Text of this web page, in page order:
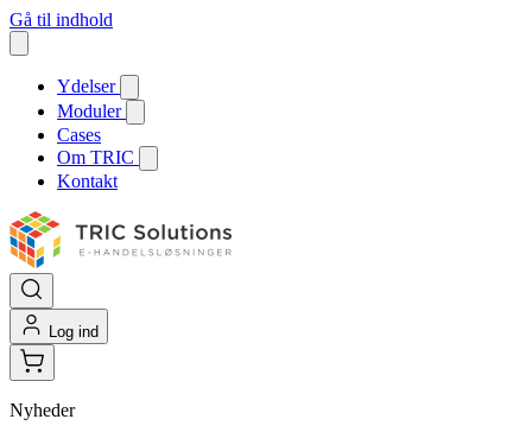
Gå til indhold
Ydelser
Moduler
Cases
Om TRIC
Kontakt
Log ind
Nyheder